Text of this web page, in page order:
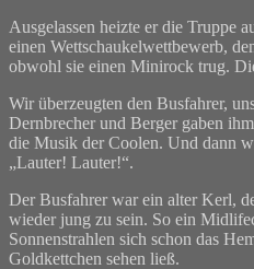
Ausgelassen heizte er die Truppe
einen Wettschaukelwettbewerb,
obwohl sie einen Minirock trug.
Wir überzeugten den Busfahrer,
Dernbrecher und Berger gaben
die Musik der Coolen. Und dann
„Lauter! Lauter!“.
Der Busfahrer war ein alter Kerl,
wieder jung zu sein. So ein
Sonnenstrahlen sich schon das
Goldkettchen sehen ließ.